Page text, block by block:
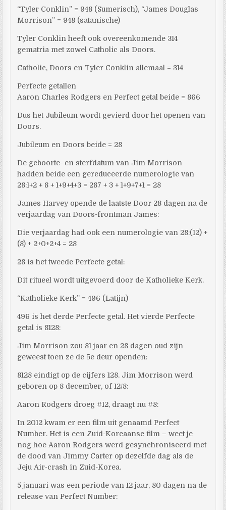
“Tyler Conklin” = 948 (Sumerisch), “James Douglas
Morrison” = 948 (satanische)
Tyler Conklin heeft ook overeenkomende 314
gematria met zowel Catholic als Doors.
Catholic, Doors en Tyler Conklin allemaal = 314
Perfecte getallen
Aaron Charles Rodgers en Perfect getal beide = 866
Dus het Jubileum wordt gevierd door het openen van
Doors.
Jubileum en Doors beide = 28
De geboorte- en sterfdatum van Jim Morrison
hadden beide een gereduceerde numerologie van
28:1+2 + 8 + 1+9+4+3 = 287 + 3 + 1+9+7+1 = 28
James Harvey opende de laatste Door 28 dagen na de
verjaardag van Doors-frontman James:
Die verjaardag had ook een numerologie van 28:(12) +
(8) + 2+0+2+4 = 28
28 is het tweede Perfecte getal:
Dit ritueel wordt uitgevoerd door de Katholieke Kerk.
“Katholieke Kerk” = 496 (Latijn)
496 is het derde Perfecte getal. Het vierde Perfecte
getal is 8128:
Jim Morrison zou 81 jaar en 28 dagen oud zijn
geweest toen ze de 5e deur openden:
8128 eindigt op de cijfers 128. Jim Morrison werd
geboren op 8 december, of 12/8:
Aaron Rodgers droeg #12, draagt ​​nu #8:
In 2012 kwam er een film uit genaamd Perfect
Number. Het is een Zuid-Koreaanse film – weet je
nog hoe Aaron Rodgers werd gesynchroniseerd met
de dood van Jimmy Carter op dezelfde dag als de
Jeju Air-crash in Zuid-Korea.
5 januari was een periode van 12 jaar, 80 dagen na de
release van Perfect Number: